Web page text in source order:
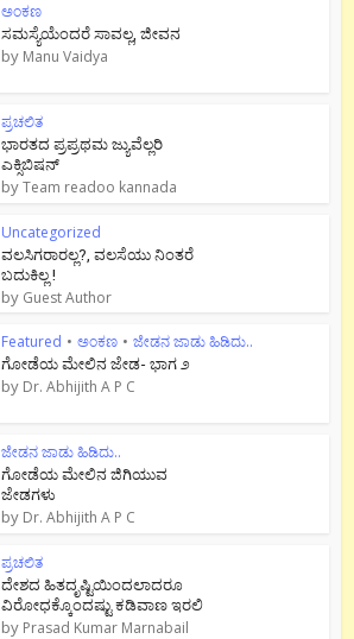
ಅಂಕಣ
ಸಮಸ್ಯೆಯೆಂದರೆ ಸಾವಲ್ಲ, ಜೀವನ
by Manu Vaidya
ಪ್ರಚಲಿತ
ಭಾರತದ ಪ್ರಪ್ರಥಮ ಜ್ಯುವೆಲ್ಲರಿ
ಎಕ್ಸಿಬಿಷನ್
byTeam readoo kannada
Uncategorized
ವಲಸಿಗರಾರಲ್ಲ?, ವಲಸೆಯು ನಿಂತರೆ
ಬದುಕಿಲ್ಲ !
by Guest Author
Featured • ಅಂಕಣ • ಜೇಡನ ಜಾಡು ಹಿಡಿದು..
ಗೋಡೆಯ ಮೇಲಿನ ಜೇಡ- ಭಾಗ ೨
by Dr. Abhijith A P C
ಜೇಡನ ಜಾಡು ಹಿಡಿದು..
ಗೋಡೆಯ ಮೇಲಿನ ಜಿಗಿಯುವ
ಜೇಡಗಳು
by Dr. Abhijith A P C
ಪ್ರಚಲಿತ
ದೇಶದ ಹಿತದೃಷ್ಟಿಯಿಂದಲಾದರೂ
ವಿರೋಧಕ್ಕೊಂದಷ್ಟು ಕಡಿವಾಣ ಇರಲಿ
by Prasad Kumar Marnabail